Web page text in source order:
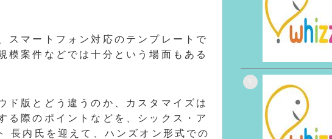
スマートフォン対応のテンプレートで
模案件などでは十分という場面もある
ド版とどう違うのか、カスタマイズは
る際のポイントなどを、シックス・ア
長内氏を迎えて、ハンズオン形式での